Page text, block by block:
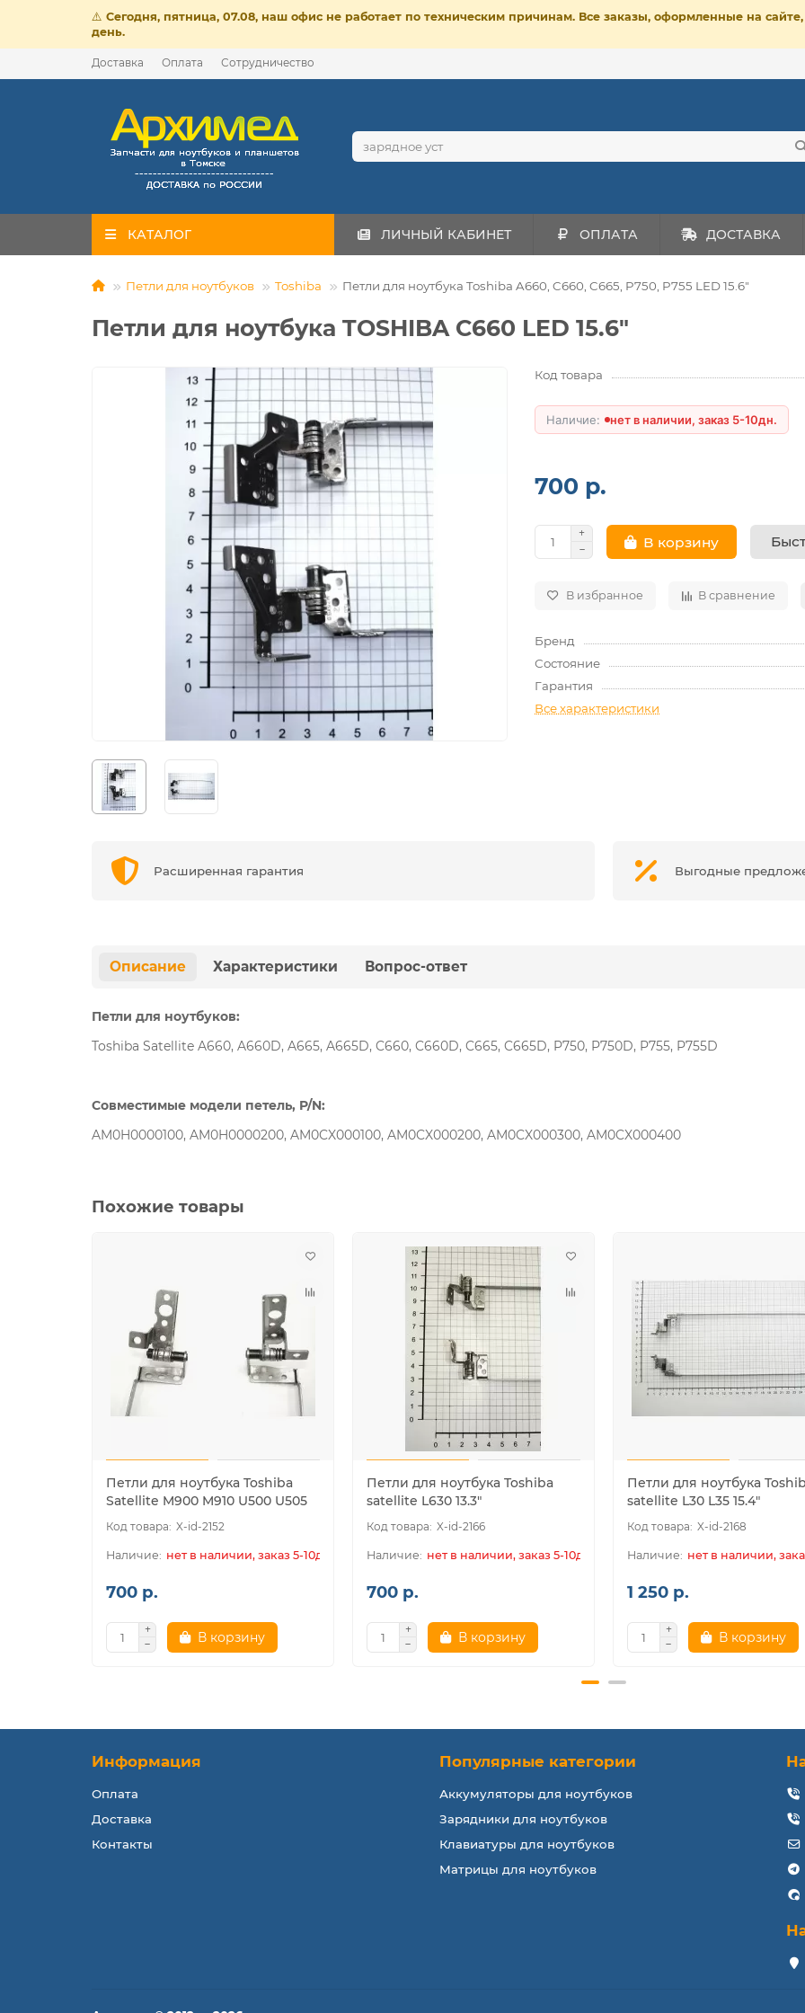
⚠️ Сегодня, пятница, 07.08, наш офис не работает по техническим причинам. Все заказы, оформленные на
день.
Доставка Оплата Сотрудничество
КАТАЛОГ ЛИЧНЫЙ КАБИНЕТ ОПЛАТА ДОСТАВКА
Петли для ноутбуков Toshiba Петли для ноутбука Toshiba A660, C660, C665, P750, P755 LED 15.6"
Петли для ноутбука TOSHIBA C660 LED 15.6"
Код товара
нет в наличии, заказ 5-10дн.
700 р.
В корзину
В избранное В сравнение
Бренд
Состояние
Гарантия
Все характеристики
Расширенная гарантия Выгодные
Описание Характеристики Вопрос-ответ
Петли для ноутбуков:
Toshiba Satellite A660, A660D, A665, A665D, C660, C660D, C665, C665D, P750, P750D, P755, P755D
Совместимые модели петель, P/N:
AM0H0000100, AM0H0000200, AM0CX000100, AM0CX000200, AM0CX000300, AM0CX000400
Похожие товары
Петли для ноутбука Toshiba
Satellite M900 M910 U500 U505
X-id-2152
нет в наличии, заказ 5-10дн.
700 р.
В корзину
Петли для ноутбука Toshiba
satellite L630 13.3"
X-id-2166
нет в наличии, заказ 5-10дн.
700 р.
В корзину
Петли для ноутбука
satellite L30 L35 15.4"
X-id-2168
нет в наличии,
1 250 р.
В корзину
Информация
Оплата
Доставка
Контакты
Популярные категории
Аккумуляторы для ноутбуков
Зарядники для ноутбуков
Клавиатуры для ноутбуков
Матрицы для ноутбуков